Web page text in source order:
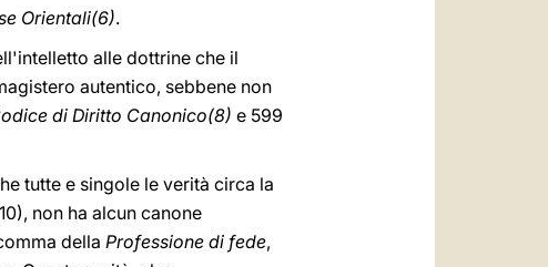
Orientali(6).
alle dottrine che il
autentico, sebbene non
di Diritto Canonico(8) e 599
tutte e singole le verità circa la
non ha alcun canone
della Professione di fede,